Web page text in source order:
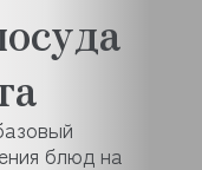
блюд на